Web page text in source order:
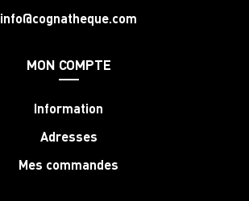
info@cognatheque.com
MON COMPTE
Information
Adresses
Mes commandes